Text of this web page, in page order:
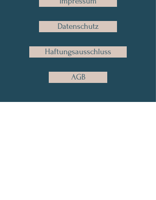
Datenschutz
Haftungsausschluss
AGB